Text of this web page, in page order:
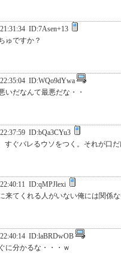
ID:7Asen+13
ゅですか？
ID:WQo9dYwa
いだなんて最悪だな・・
ID:bQa3CYu3
すぐバレるウソをつく。それが口
ID:qMPJlexi
来てくれる人がいない俺には関係
ID:laBRDwOB
に分かるな・・・ｗ